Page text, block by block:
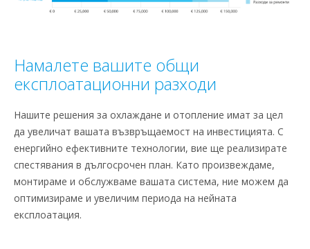
Намалете вашите общи
експлоатационни разходи
Нашите решения за охлаждане и отопление имат за цел
да увеличат вашата възвръщаемост на инвестицията. С
енергийно ефективните технологии, вие ще реализирате
спестявания в дългосрочен план. Като произвеждаме,
монтираме и обслужваме вашата система, ние можем да
оптимизираме и увеличим периода на нейната
експлоатация.